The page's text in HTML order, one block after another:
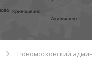
Новомосковский